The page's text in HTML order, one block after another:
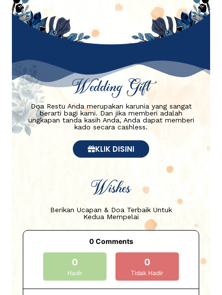
Wedding Gift
Doa Restu Anda merupakan karunia yang sangat
berarti bagi kami. Dan jika memberi adalah
ungkapan tanda kasih Anda, Anda dapat memberi
kado secara cashless.
KLIK DISINI
Wishes
Berikan Ucapan & Doa Terbaik Untuk
Kedua Mempelai
0 Comments
0
Hadir
0
Tidak Hadir